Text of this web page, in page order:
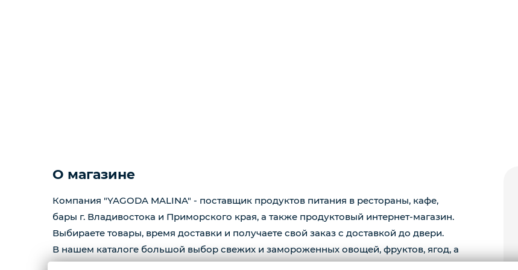
О магазине
Компания "YAGODA MALINA" - поставщик продуктов питания в рестораны, кафе,
бары г. Владивостока и Приморского края, а также продуктовый интернет-магазин.
Выбираете товары, время доставки и получаете свой заказ с доставкой до двери.
В нашем каталоге большой выбор свежих и замороженных овощей, фруктов, ягод, а
также много полезного для вас !